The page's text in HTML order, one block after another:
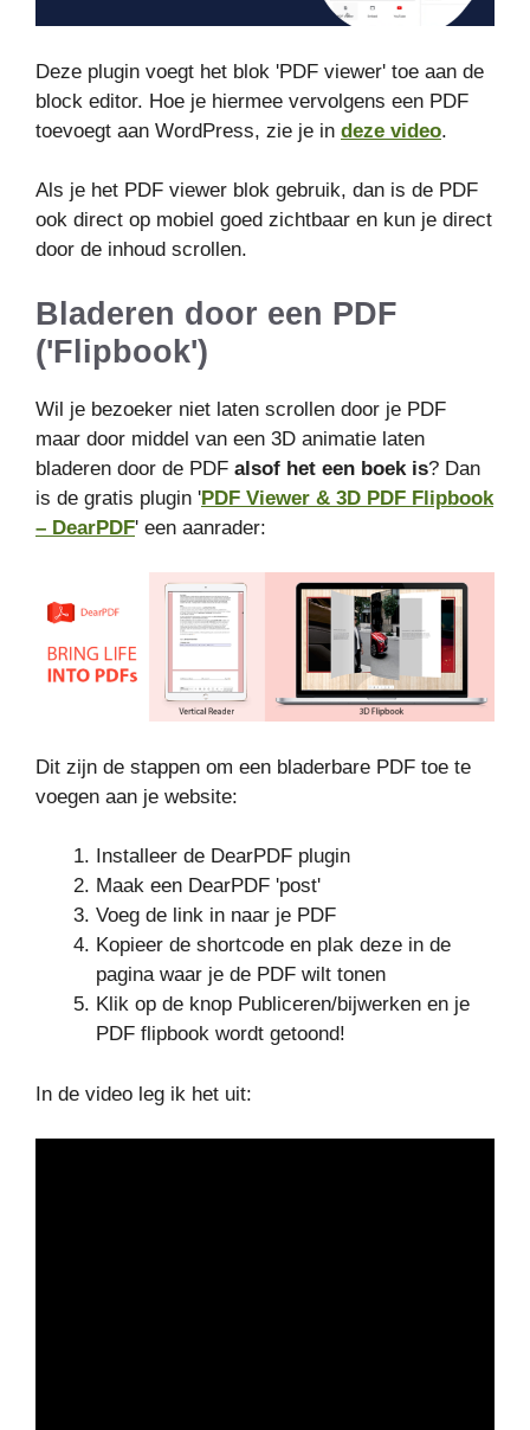
Deze plugin voegt het blok 'PDF viewer' toe aan de
block editor. Hoe je hiermee vervolgens een PDF
toevoegt aan WordPress, zie je in deze video.
Als je het PDF viewer blok gebruik, dan is de PDF
ook direct op mobiel goed zichtbaar en kun je direct
door de inhoud scrollen.
Bladeren door een PDF
('Flipbook')
Wil je bezoeker niet laten scrollen door je PDF
maar door middel van een 3D animatie laten
bladeren door de PDF alsof het een boek is? Dan
is de gratis plugin 'PDF Viewer & 3D PDF Flipbook
– DearPDF' een aanrader:
Dit zijn de stappen om een bladerbare PDF toe te
voegen aan je website:
Installeer de DearPDF plugin
Maak een DearPDF 'post'
Voeg de link in naar je PDF
Kopieer de shortcode en plak deze in de
pagina waar je de PDF wilt tonen
Klik op de knop Publiceren/bijwerken en je
PDF flipbook wordt getoond!
In de video leg ik het uit: